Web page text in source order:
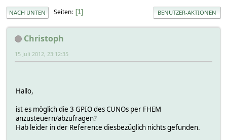
NACH UNTEN Seiten 1 BENUTZER-AKTIONEN
Christoph
15 Juli 2012, 23:12:35
Hallo,
ist es möglich die 3 GPIO des CUNOs per FHEM
anzusteuern/abzufragen?
Hab leider in der Reference diesbezüglich nichts gefunden.